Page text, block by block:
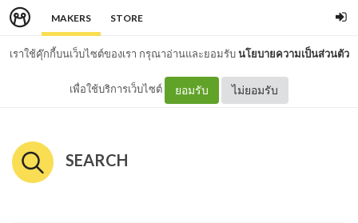
MAKERS STORE
เราใช้คุ๊กกี้บนเว็บไซต์ของเรา กรุณาอ่านและยอมรับนโยบายความเป็นส่วนตัว
เพื่อใช้บริการเว็บไซต์ ยอมรับ ไม่ยอมรับ
SEARCH